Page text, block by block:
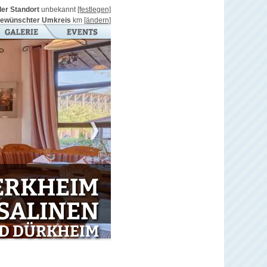
Standort unbekannt [festlegen]
Umkreis km [ändern]
DÜRKHEIM